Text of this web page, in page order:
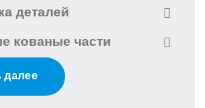
деталей
кованые части
далее